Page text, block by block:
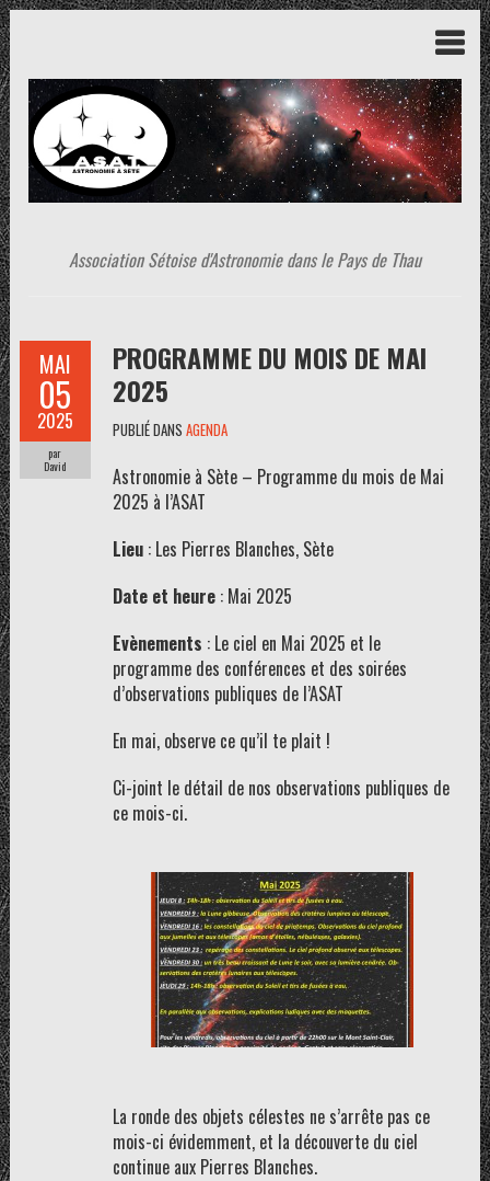
Association Sétoise d'Astronomie dans le Pays de Thau
MAI
05
2025
par
David
PROGRAMME DU MOIS DE MAI
2025
PUBLIÉ DANS AGENDA
Astronomie à Sète – Programme du mois de Mai
2025 à l’ASAT
Lieu : Les Pierres Blanches, Sète
Date et heure: Mai 2025
Evènements : Le ciel en Mai 2025 et le
programme des conférences et des soirées
d’observations publiques de l’ASAT
En mai, observe ce qu’il te plait !
Ci-joint le détail de nos observations publiques de
ce mois-ci.
La ronde des objets célestes ne s’arrête pas ce
mois-ci évidemment, et la découverte du ciel
continue aux Pierres Blanches.